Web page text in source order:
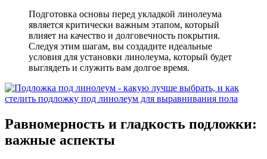
Подготовка основы перед укладкой линолеума
является критически важным этапом, который
влияет на качество и долговечность покрытия.
Следуя этим шагам, вы создадите идеальные
условия для установки линолеума, который будет
выглядеть и служить вам долгое время.
Равномерность и гладкость подложки:
важные аспекты